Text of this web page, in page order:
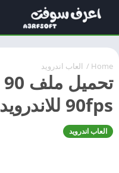
Home
/ العاب اندرويد
90fps للاندرويد من ميديا فاير
العاب اندرويد